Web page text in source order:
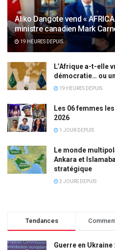
Aliko Dangote vend «
ministre canadien Mark
19 HEURES DEPUIS
L’Afrique a-t-elle
démocratie… ou
19 HEURES DEPUIS
Les 06 femmes
2026
1 JOUR DEPUIS
Le monde
Ankara et
stratégique
2 JOURS DEPUIS
Tendances
Guerre en Ukraine